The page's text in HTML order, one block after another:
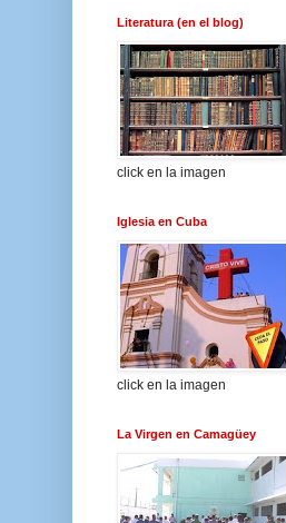
Literatura (en el blog)
click en la imagen
Iglesia en Cuba
click en la imagen
La Virgen en Camagüey